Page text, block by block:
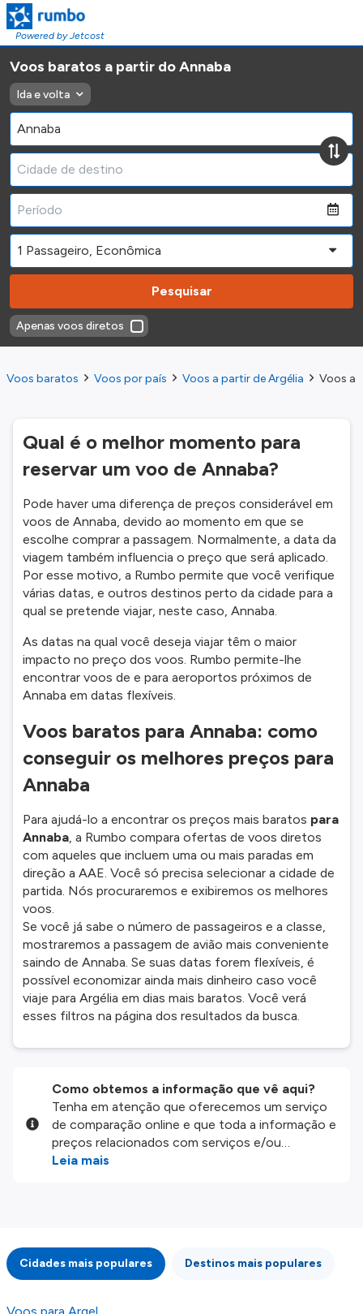
Powered by Jetcost
Voos baratos a partir do Annaba
Ida e volta
Pesquisar
Apenas voos diretos
Voos baratos Voos por país Voos a partir de Argélia Voos a
Qual é o melhor momento para
reservar um voo de Annaba?
Pode haver uma diferença de preços considerável em
voos de Annaba, devido ao momento em que se
escolhe comprar a passagem. Normalmente, a data da
viagem também influencia o preço que será aplicado.
Por esse motivo, a Rumbo permite que você verifique
várias datas, e outros destinos perto da cidade para a
qual se pretende viajar, neste caso, Annaba.
As datas na qual você deseja viajar têm o maior
impacto no preço dos voos. Rumbo permite-lhe
encontrar voos de e para aeroportos próximos de
Annaba em datas flexíveis.
Voos baratos para Annaba: como
conseguir os melhores preços para
Annaba
Para ajudá-lo a encontrar os preços mais baratos para
Annaba, a Rumbo compara ofertas de voos diretos
com aqueles que incluem uma ou mais paradas em
direção a AAE. Você só precisa selecionar a cidade de
partida. Nós procuraremos e exibiremos os melhores
voos.
Se você já sabe o número de passageiros e a classe,
mostraremos a passagem de avião mais conveniente
saindo de Annaba. Se suas datas forem flexíveis, é
possível economizar ainda mais dinheiro caso você
viaje para Argélia em dias mais baratos. Você verá
esses filtros na página dos resultados da busca.
Como obtemos a informação que vê aqui?
Tenha em atenção que oferecemos um serviço
de comparação online e que toda a informação e
preços relacionados com serviços e/ou
produtos disponíveis no nosso website são
integridade ou pela precisão da informação
publicada, por isso verifique com atenção todas
as condições no website do parceiro antes de
fazer uma reserva. Para mais detalhes verifique
Leia mais
Cidades mais populares Destinos mais populares